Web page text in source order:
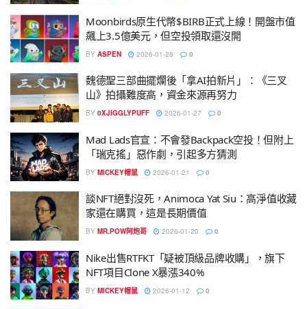
Moonbirds原生代幣$BIRB正式上線！開盤市值
飆上3.5億美元，但空投領取還沒開
BY ASPEN 2026-01-28 0
魏德聖三部曲擺爛後「拿AI拍新片」：《三叉
山》拍攝難度高，資金來源再努力
BY 0XJIGGLYPUFF 2026-01-27 0
Mad Lads官宣：不會發Backpack空投！但附上
「瑞克搖」惡作劇，引起多方猜測
BY MICKEY帽鼠 2026-01-21 0
談NFT絕對沒死，Animoca Yat Siu：高淨值收藏
家還在購買，這是長期價值
BY MR.POW阿炮哥 2026-01-20 0
Nike出售RTFKT「疑被頂級品牌收購」，旗下
NFT項目Clone X暴漲340%
BY MICKEY帽鼠 2026-01-12 0